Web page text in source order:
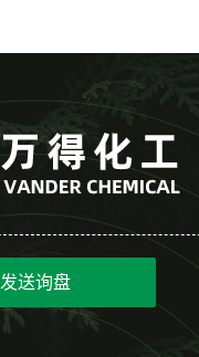
发送询盘